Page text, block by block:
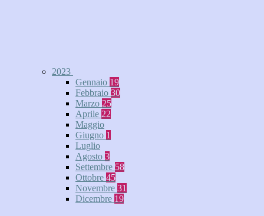
2023
Gennaio 19
Febbraio 30
Marzo 25
Aprile 22
Maggio
Giugno 1
Luglio
Agosto 3
Settembre 58
Ottobre 45
Novembre 31
Dicembre 19